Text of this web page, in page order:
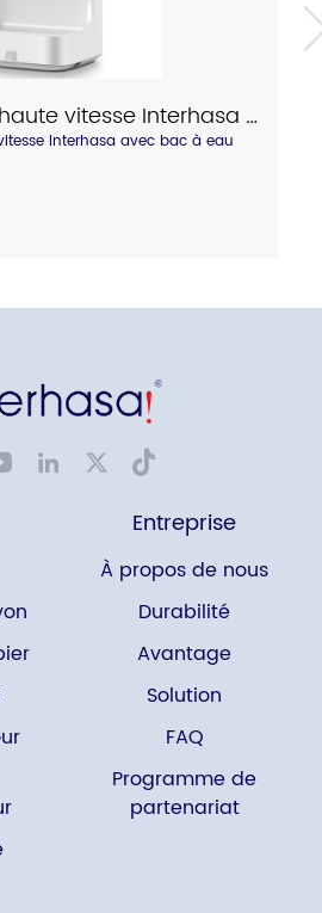
Sèche-mains haute vitesse Interhasa avec bac à eau Modèle A3889
Interhasa avec bac à eau
Entreprise
À propos de nous
Durabilité
Avantage
Solution
FAQ
Programme de
partenariat